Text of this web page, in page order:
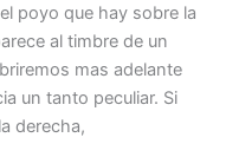
poyo que hay sobre la
al timbre de un
mas adelante
un tanto peculiar. Si
derecha,